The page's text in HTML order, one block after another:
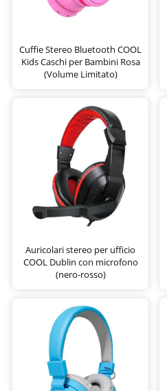
Cuffie Stereo Bluetooth COOL
Kids Caschi per Bambini Rosa
(Volume Limitato)
Auricolari stereo per ufficio
COOL Dublin con microfono
(nero-rosso)